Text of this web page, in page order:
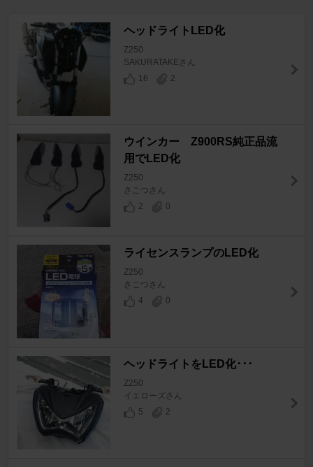
ヘッドライトLED化
Z250
SAKURATAKEさん
16
2
ウインカー Z900RS純正品流
用でLED化
Z250
さこつさん
2
0
ライセンスランプのLED化
Z250
さこつさん
4
0
ヘッドライトをLED化･･･
Z250
イエローズさん
5
2